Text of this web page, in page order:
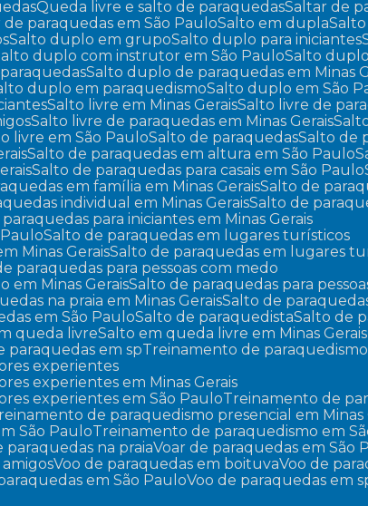
Queda livre e salto de paraquedas Saltar de
de paraquedas em São Paulo Salto em dupla
Salto duplo em grupo Salto duplo para iniciantes
Salto duplo com instrutor em São Paulo Salto
Salto duplo de paraquedas em Minas
duplo em paraquedismo Salto duplo em São
Salto livre em Minas Gerais Salto livre de
Salto livre de paraquedas em Minas Gerais
livre em São Paulo Salto de paraquedas Salto
Salto de paraquedas em altura em São Paulo
Salto de paraquedas para casais em São Paulo
em família em Minas Gerais Salto de
individual em Minas Gerais Salto de
paraquedas para iniciantes em Minas Gerais
Paulo Salto de paraquedas em lugares turísticos
Minas Gerais Salto de paraquedas em lugares
paraquedas para pessoas com medo
em Minas Gerais Salto de paraquedas para
na praia em Minas Gerais Salto de
em São Paulo Salto de paraquedista Salto de
queda livre Salto em queda livre em Minas Gerais
paraquedas em sp
Treinamento de paraquedismo
experientes
experientes em Minas Gerais
experientes em São Paulo
Treinamento de
Treinamento de paraquedismo presencial em Minas
São Paulo
Treinamento de paraquedismo em
paraquedas na praia Voar de paraquedas em São
amigos Voo de paraquedas em boituva Voo de
paraquedas em São Paulo Voo de paraquedas em